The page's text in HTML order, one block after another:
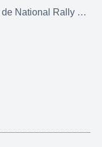
Een nieuwe serie foto's van de National Rally MMOC